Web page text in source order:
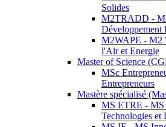
Solides
M2TRADD -
Développement
M2WAPE - M2
l'Air et Energie
Master of Science
MSc
Entrepreneurs
Mastère spécialisé
MS ETRE - MS
Technologies et